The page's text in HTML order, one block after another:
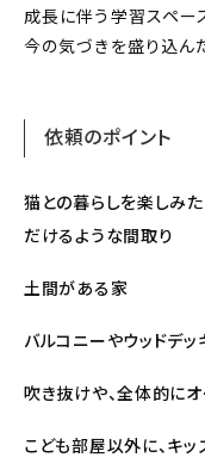
成長に伴う学習スペー
今の気づきを盛り込ん
依頼のポイント
猫との暮らしを楽しみ
だけるような間取り
土間がある家
バルコニーやウッドデ
吹き抜けや、全体的に
こども部屋以外に、キ